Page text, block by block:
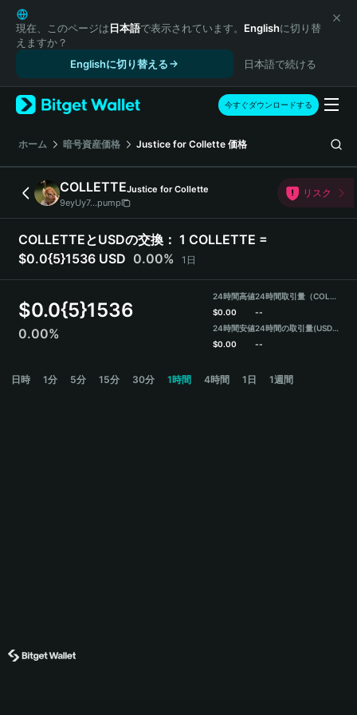
English
日本語
Tiếng Việt
Español (Latinoamérica)
Türkçe
Français
Deutsch
简体中文
繁體中文
Português (Portugal)
Bahasa Indonesia
ภาษาไทย
हिन्दी
Español
Português (Brasil)
現在、このページは日本語で表示されています。 Englishに切り替
えますか？
Englishに切り替える
日本語で続ける
今すぐダウンロードする
ホーム 暗号資産価格 Justice for Collette 価格
COLLETTEJustice for Collette
9eyUy7...pump
リスク
COLLETTEとUSDの交換： 1 COLLETTE =
$0.0{5}1536 USD 0.00% 1日
$0.0{5}1536
0.00%
24時間高値
$0.00
24時間安値
$0.00
24時間取引量（COLLETTE）
--
24時間の取引量(USDT)
--
日時 1分 5分 15分 30分 1時間 4時間 1日 1週間